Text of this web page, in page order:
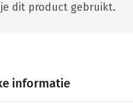
je dit product gebruikt.
informatie